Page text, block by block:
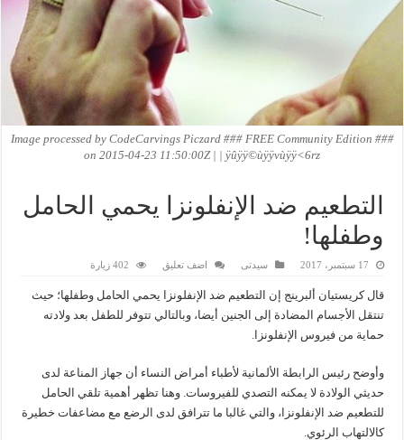
Image processed by CodeCarvings Piczard ### FREE Community Edition ###
on 2015-04-23 11:50:00Z | | ÿûÿÿ©ùÿÿvùÿÿ<6rz
التطعيم ضد الإنفلونزا يحمي الحامل
وطفلها!
17 سبتمبر، 2017 سيدتى اضف تعليق 402 زيارة
قال كريستيان ألبرينج إن التطعيم ضد الإنفلونزا يحمي الحامل وطفلها؛ حيث
تنتقل الأجسام المضادة إلى الجنين أيضا، وبالتالي تتوفر للطفل بعد ولادته
حماية من فيروس الإنفلونزا.
وأوضح رئيس الرابطة الألمانية لأطباء أمراض النساء أن جهاز المناعة لدى
حديثي الولادة لا يمكنه التصدي للفيروسات. وهنا تظهر أهمية تلقي الحامل
للتطعيم ضد الإنفلونزا، والتي غالبا ما تترافق لدى الرضع مع مضاعفات خطيرة
كالالتهاب الرئوي.